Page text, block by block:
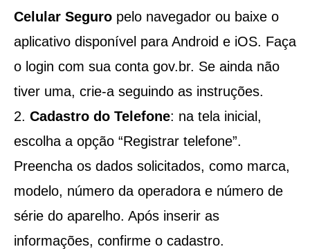
Celular Seguropelo navegador ou baixe o
aplicativo disponível para Android e iOS. Faça
o login com sua conta gov.br. Se ainda não
tiver uma, crie-a seguindo as instruções.
Cadastro do Telefone: na tela inicial,
escolha a opção “Registrar telefone”.
Preencha os dados solicitados, como marca,
modelo, número da operadora e número de
série do aparelho. Após inserir as
informações, confirme o cadastro.